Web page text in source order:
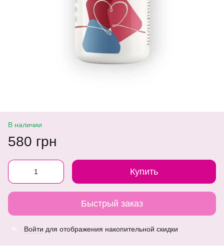
В наличии
580 грн
Купить
Быстрый заказ
% Войти для отображения накопительной скидки